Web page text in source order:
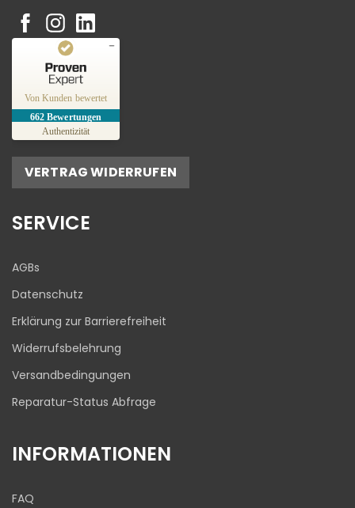
Von Kunden bewertet
662 Bewertungen
Authentizität
Kundenbewertungen und Erfahrungen zu
SEHR GUT
4,81
/
5,00
Bewertungen von
1
anderen Quelle
VERTRAG WIDERRUFEN
SERVICE
AGBs
Datenschutz
Erklärung zur Barrierefreiheit
Widerrufsbelehrung
Versandbedingungen
Reparatur-Status Abfrage
INFORMATIONEN
FAQ